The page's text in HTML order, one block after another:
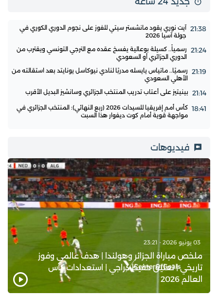
21:38 آيت نوري يقود مانشستر سيتي للفوز على نجوم الدوري الكوري في
جولة آسيا 2026
21:24 رسمياً.. كسيلة بوعالية يفسخ عقده مع الترجي التونسي ويقترب من
الدوري الجزائري أو السعودي
21:19 رسميًا.. ماتياس يايسله مدربًا لنادي نيوكاسل يونايتد بعد استقالته من
الأهلي السعودي
21:14 بينيتيز على أعتاب تدريب المنتخب الجزائري وسانشيز البديل الأقرب
18:41
كأس أمم إفريقيا للسيدات 2026 (ربع النهائي): المنتخب الجزائري في
مواجهة قوية أمام كوت ديفوار هذا السبت
فيديوهات
03 يونيو 2026 - 23:21
ملخص مباراة الجزائر وهولندا | هدف عالمي وفوز
تاريخي | تعليق حفيظ دراجي | استعدادات كأس
العالم 2026